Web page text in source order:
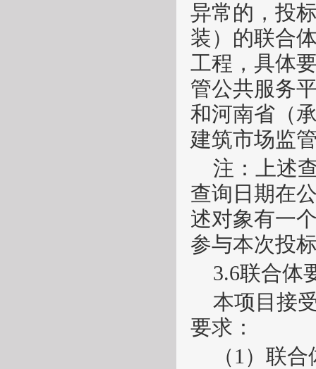
异常的，投
装） 的联合
工程，具体
管公共服务
和河南省（
建筑市场监
注：上述
查询日期在
述对象有一
参与本次投
3.6联合体
本项目接
要求：
（1）联